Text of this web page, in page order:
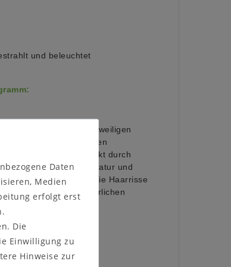
und beleuchtet
das sich an die jeweiligen
Im Laufe der Zeit können
entstehen, verstärkt durch
als auch Temperatur und
im Holz, sowie Haarrisse
typisch für diesen natürlichen
Daten
Medien
erfolgt erst
Die
Einwilligung zu
Hinweise zur